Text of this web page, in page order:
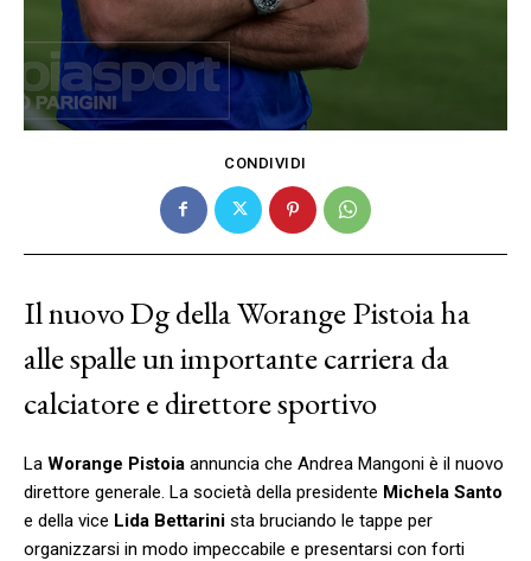
CONDIVIDI
Il nuovo Dg della Worange Pistoia ha
alle spalle un importante carriera da
calciatore e direttore sportivo
La Worange Pistoia annuncia che Andrea Mangoni è il nuovo
direttore generale. La società della presidente Michela Santo
e della vice Lida Bettarini sta bruciando le tappe per
organizzarsi in modo impeccabile e presentarsi con forti